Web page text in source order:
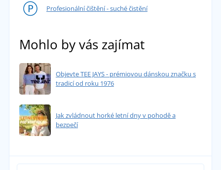
Profesionální čištění - suché čistění
Mohlo by vás zajímat
Objevte TEE JAYS - prémiovou dánskou značku s
tradicí od roku 1976
Jak zvládnout horké letní dny v pohodě a
bezpečí